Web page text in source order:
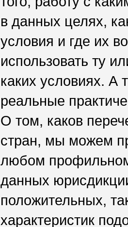
в данных целях,
условия и где их
использовать ту
каких условиях. А
реальные
О том, каков
стран, мы можем
любом
данных
положительных,
характеристик